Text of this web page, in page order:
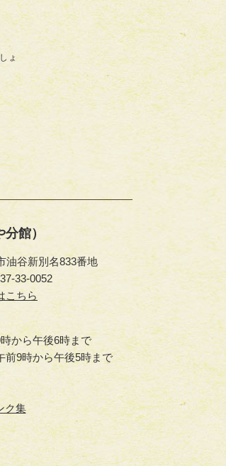
ょ
館）
谷新別名833番地
33-0052
こちら
から午後6時まで
9時から午後5時まで
ク集